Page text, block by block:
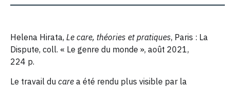
Helena Hirata, Le care, théories et pratiques, Paris : La
Dispute, coll. « Le genre du monde », août 2021,
224 p.
Le travail du care a été rendu plus visible par la